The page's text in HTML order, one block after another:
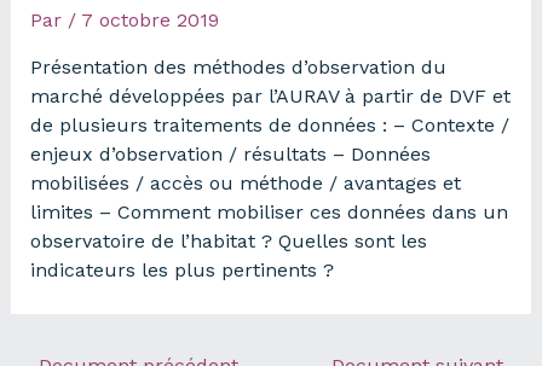
Par / 7 octobre 2019
Présentation des méthodes d’observation du
marché développées par l’AURAV à partir de DVF et
de plusieurs traitements de données : – Contexte /
enjeux d’observation / résultats – Données
mobilisées / accès ou méthode / avantages et
limites – Comment mobiliser ces données dans un
observatoire de l’habitat ? Quelles sont les
indicateurs les plus pertinents ?